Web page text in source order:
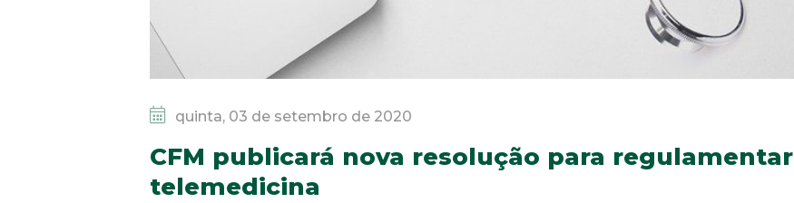
quinta, 03 de setembro de 2020
CFM publicará nova resolução para regulamentar
telemedicina